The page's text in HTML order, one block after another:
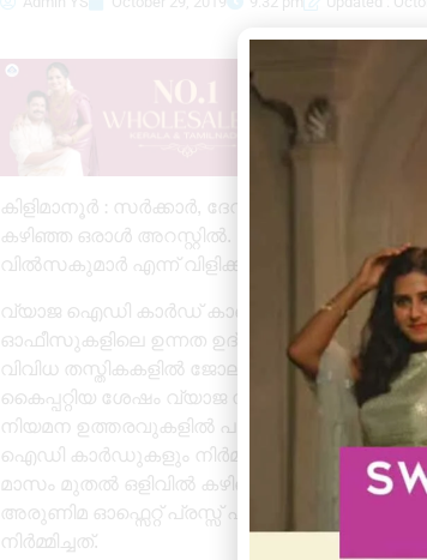
കിളിമാനൂർ : സർക്കാർ, ദേവസ്വം ബോർഡ്
കഴിഞ്ഞ ഒരാൾ അറസ്റ്റിൽ. കൊടുവഴന്നൂർ
വിൽസകുമാർ എന്ന് വിളിക്കുന്ന ഉൽസകുമാർ
വ്യാജ ഐഡി കാർഡ് കാണിച്ച് ഗവൺമെൻറ്
ഓഫീസുകളിലെ ഉന്നത ഉദ്യോഗസ്ഥരുമായി
വിവിധ തസ്തികകളിൽ ജോലി വാങ്ങി
കൈപ്പറ്റിയ ശേഷം വ്യാജ നിയമന ഉത്തരവുകൾ
നിയമന ഉത്തരവുകളിൽ പതിക്കുന്നതിന്
ഐഡി കാർഡുകളും നിർമ്മിച്ച ഇയാൾ ഒന്നാം
മാസം മുതൽ ഒളിവിൽ കഴിഞ്ഞ് വരികയായിരുന്നു.
അരുണിമ ഓഫ്സെറ്റ് പ്രസ്സ് എന്ന
നിർമ്മിച്ചത്.